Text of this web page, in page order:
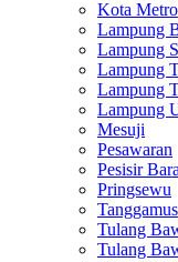
Kota Metro
Lampung
Lampung
Lampung
Lampung
Lampung
Mesuji
Pesawaran
Pesisir
Pringsewu
Tanggamus
Tulang
Tulang